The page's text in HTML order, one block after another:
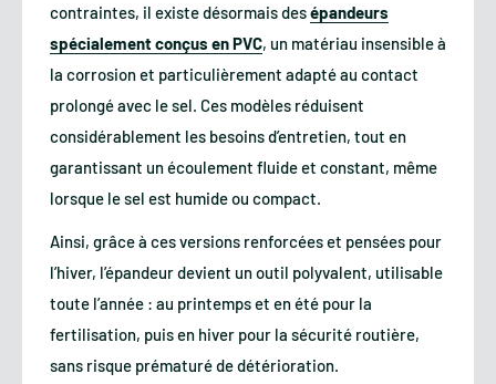
contraintes, il existe désormais desépandeurs
spécialement conçus en PVC, un matériau insensible à
la corrosion et particulièrement adapté au contact
prolongé avec le sel. Ces modèles réduisent
considérablement les besoins d’entretien, tout en
garantissant un écoulement fluide et constant, même
lorsque le sel est humide ou compact.
Ainsi, grâce à ces versions renforcées et pensées pour
l’hiver, l’épandeur devient un outil polyvalent, utilisable
toute l’année : au printemps et en été pour la
fertilisation, puis en hiver pour la sécurité routière,
sans risque prématuré de détérioration.